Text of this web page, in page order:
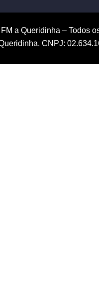
a Queridinha – Todos
CNPJ: